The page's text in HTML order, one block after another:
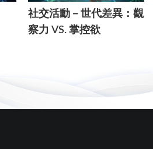
社交活動－世代差異：觀
察力 VS. 掌控欲